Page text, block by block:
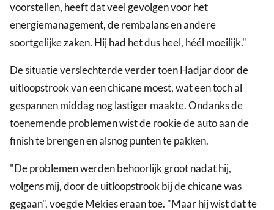
voorstellen, heeft dat veel gevolgen voor het
energiemanagement, de rembalans en andere
soortgelijke zaken. Hij had het dus heel, héél moeilijk."
De situatie verslechterde verder toen Hadjar door de
uitloopstrook van een chicane moest, wat een toch al
gespannen middag nog lastiger maakte. Ondanks de
toenemende problemen wist de rookie de auto aan de
finish te brengen en alsnog punten te pakken.
"De problemen werden behoorlijk groot nadat hij,
volgens mij, door de uitloopstrook bij de chicane was
gegaan", voegde Mekies eraan toe. "Maar hij wist dat te